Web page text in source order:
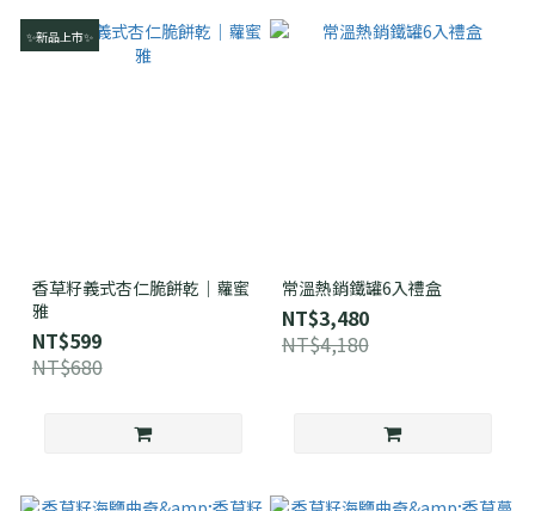
✨新品上市✨
香草籽義式杏仁脆餅乾｜蘿蜜
雅
NT$599
NT$680
常溫熱銷鐵罐6入禮盒
NT$3,480
NT$4,180